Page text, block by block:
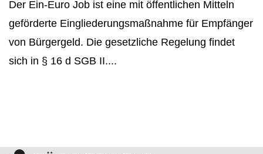
Der Ein-Euro Job ist eine mit öffentlichen Mitteln
geförderte Eingliederungsmaßnahme für Empfänger
von Bürgergeld. Die gesetzliche Regelung findet
sich in § 16 d SGB II....